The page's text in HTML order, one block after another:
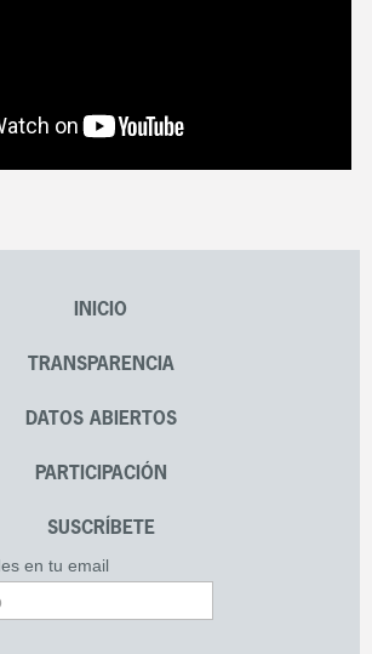
INICIO
TRANSPARENCIA
DATOS ABIERTOS
PARTICIPACIÓN
SUSCRÍBETE
en tu email